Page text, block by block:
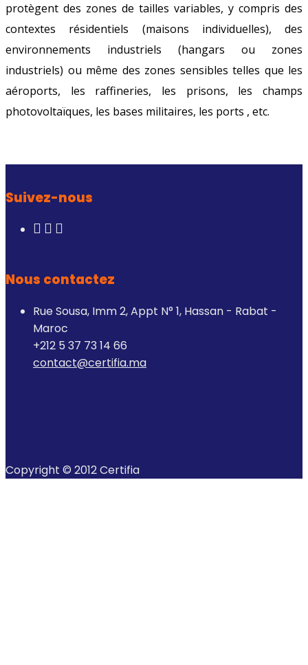
protègent des zones de tailles variables, y compris des
contextes résidentiels (maisons individuelles), des
environnements industriels (hangars ou zones
industriels) ou même des zones sensibles telles que les
aéroports, les raffineries, les prisons, les champs
photovoltaïques, les bases militaires, les ports , etc.
Suivez-nous
Nous contactez
Rue Sousa, Imm 2, Appt N° 1, Hassan - Rabat -
Maroc
+212 5 37 73 14 66
contact@certifia.ma
Copyright © 2012 Certifia